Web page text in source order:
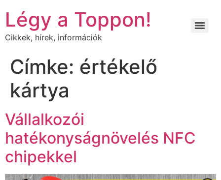
Légy a Toppon!
Cikkek, hírek, információk
Címke: értékelő
kártya
Vállalkozói
hatékonyságnövelés NFC
chipekkel